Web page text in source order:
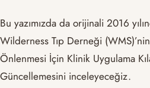
Bu yazımızda da orijinali 2016
Wilderness Tıp Derneği
Önlenmesi İçin Klinik Uygulama
Güncellemesini inceleyeceğiz.